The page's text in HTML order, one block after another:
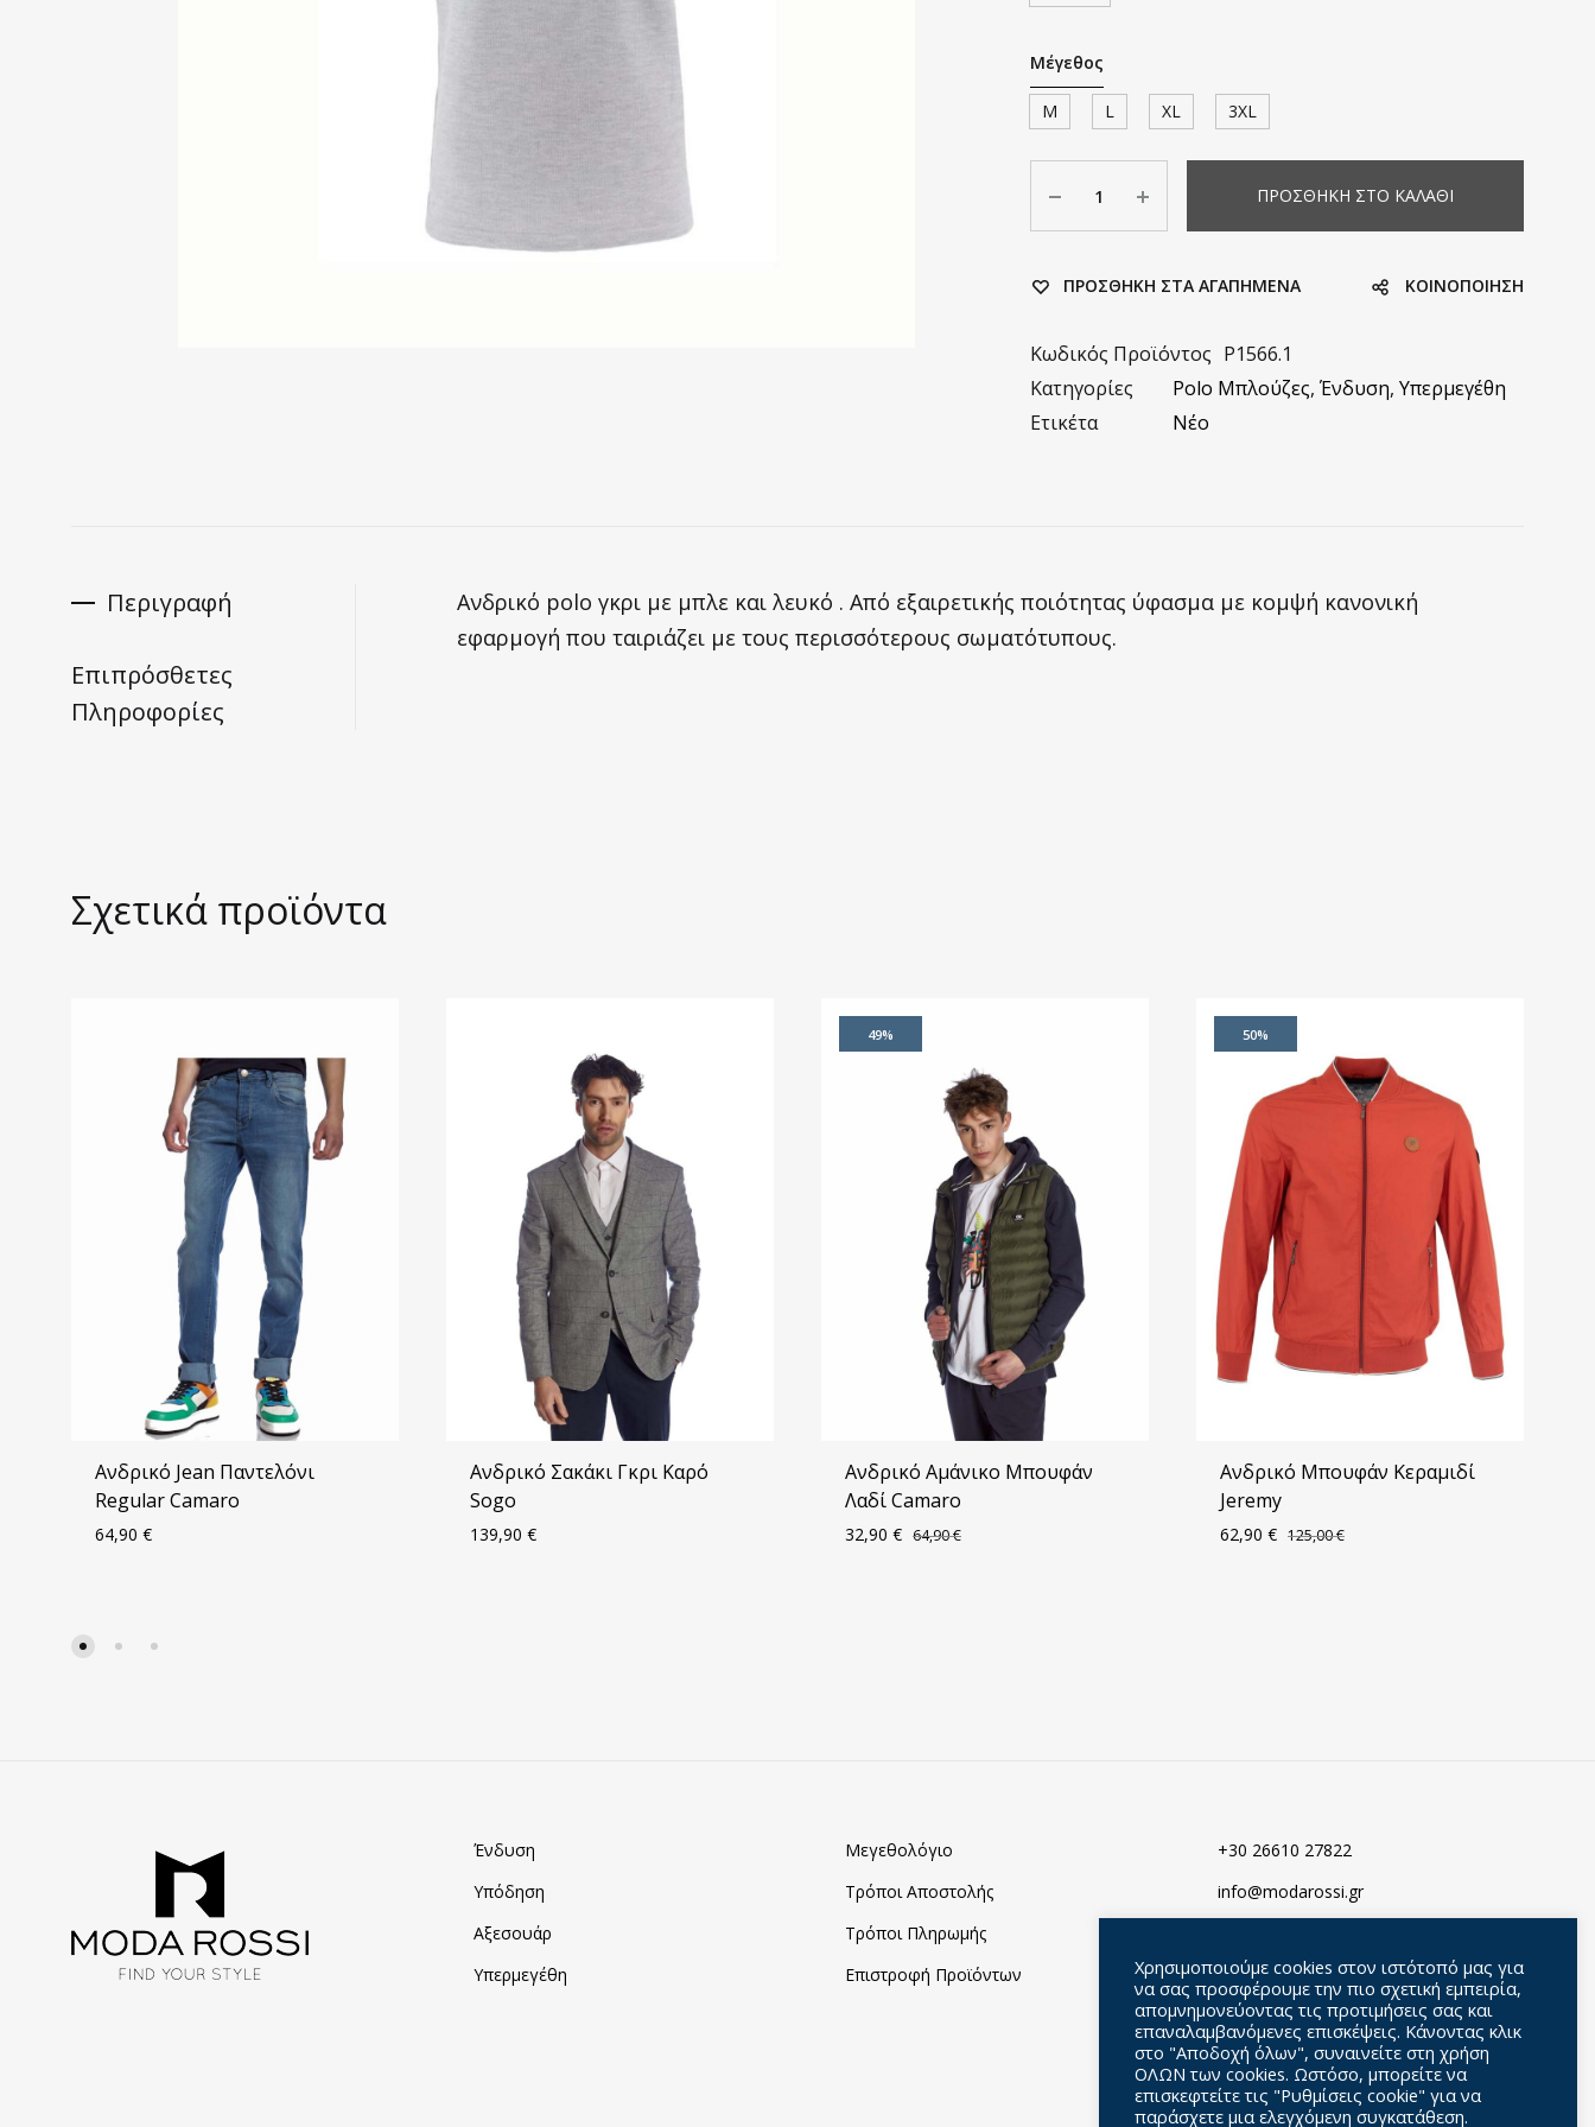
Μέγεθος
M L XL 3XL
ΠΡΟΣΘΉΚΗ ΣΤΟ ΚΑΛΆΘΙ
ΠΡΟΣΘΗΚΗ ΣΤΑ ΑΓΑΠΗΜΈΝΑ KΟΙΝΟΠΟΊΗΣΗ
Κωδικός Προϊόντος P1566.1
Κατηγορίες
Polo Μπλούζες, Ένδυση, Υπερμεγέθη
Ετικέτα
Νέο
Περιγραφή
Επιπρόσθετες
Πληροφορίες
Ανδρικό polo γκρι με μπλε και λευκό . Από εξαιρετικής ποιότητας ύφασμα με κομψή κανονική
εφαρμογή που ταιριάζει με τους περισσότερους σωματότυπους.
Σχετικά προϊόντα
Ανδρικό Jean Παντελόνι
Regular Camaro
64,90 €
Ανδρικό Σακάκι Γκρι Καρό
Sogo
139,90 €
49%
Ανδρικό Αμάνικο Μπουφάν
Λαδί Camaro
32,90 € 64,90€
50%
Ανδρικό Μπουφάν Κεραμιδί
Jeremy
62,90 € 125,00€
Ένδυση
Υπόδηση
Αξεσουάρ
Υπερμεγέθη
Μεγεθολόγιο
Τρόποι Αποστολής
Τρόποι Πληρωμής
Επιστροφή Προϊόντων
+30 26610 27822
info@modarossi.gr
Κέρκυρα, Ελλάδα
Χρησιμοποιούμε cookies στον ιστότοπό μας για
να σας προσφέρουμε την πιο σχετική εμπειρία,
απομνημονεύοντας τις προτιμήσεις σας και
επαναλαμβανόμενες επισκέψεις. Κάνοντας κλικ
στο "Αποδοχή όλων", συναινείτε στη χρήση
ΟΛΩΝ των cookies. Ωστόσο, μπορείτε να
επισκεφτείτε τις "Ρυθμίσεις cookie" για να
παράσχετε μια ελεγχόμενη συγκατάθεση.